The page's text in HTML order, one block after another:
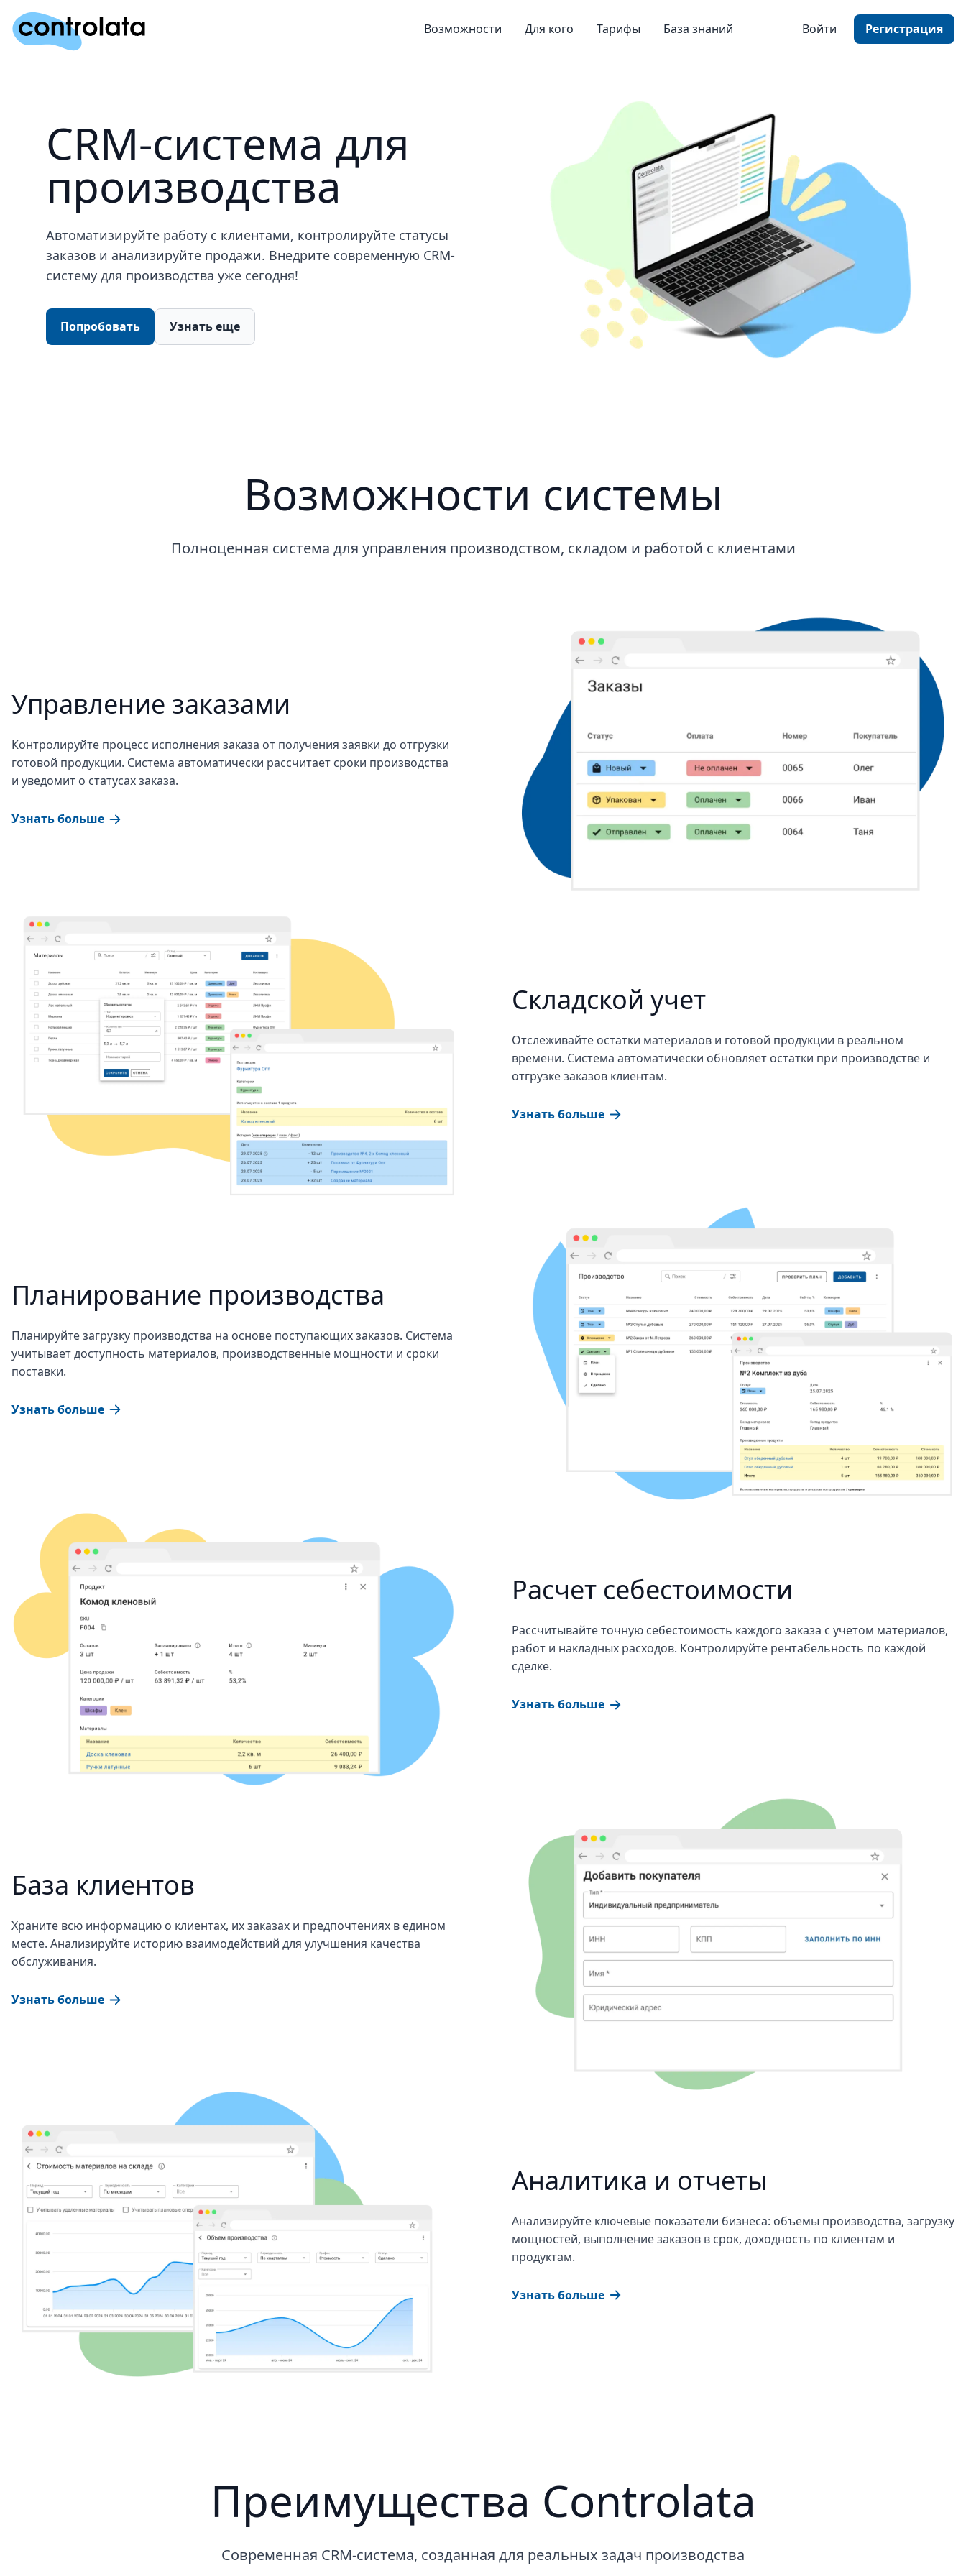
Возможности Для кого Тарифы База знаний Войти Регистрация
CRM-система для
производства
Автоматизируйте работу с клиентами, контролируйте статусы
заказов и анализируйте продажи. Внедрите современную CRM-
систему для производства уже сегодня!
Попробовать Узнать еще
Возможности системы
Полноценная система для управления производством, складом и работой с клиентами
Управление заказами
Контролируйте процесс исполнения заказа от получения заявки до отгрузки
готовой продукции. Система автоматически рассчитает сроки производства
и уведомит о статусах заказа.
Узнать больше
Складской учет
Отслеживайте остатки материалов и готовой продукции в реальном
времени. Система автоматически обновляет остатки при производстве и
отгрузке заказов клиентам.
Узнать больше
Планирование производства
Планируйте загрузку производства на основе поступающих заказов. Система
учитывает доступность материалов, производственные мощности и сроки
поставки.
Узнать больше
Расчет себестоимости
Рассчитывайте точную себестоимость каждого заказа с учетом материалов,
работ и накладных расходов. Контролируйте рентабельность по каждой
сделке.
Узнать больше
База клиентов
Храните всю информацию о клиентах, их заказах и предпочтениях в едином
месте. Анализируйте историю взаимодействий для улучшения качества
обслуживания.
Узнать больше
Аналитика и отчеты
Анализируйте ключевые показатели бизнеса: объемы производства, загрузку
мощностей, выполнение заказов в срок, доходность по клиентам и
продуктам.
Узнать больше
Преимущества Controlata
Современная CRM-система, созданная для реальных задач производства